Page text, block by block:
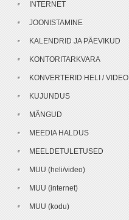
INTERNET
JOONISTAMINE
KALENDRID JA PÄEVIKUD
KONTORITARKVARA
KONVERTERID HELI / VIDEO
KUJUNDUS
MÄNGUD
MEEDIA HALDUS
MEELDETULETUSED
MUU (heli/video)
MUU (internet)
MUU (kodu)